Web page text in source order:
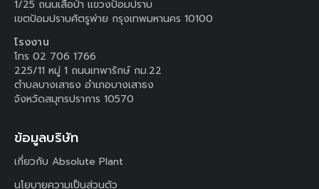
1/25 ถนนเสือป่า แขวงป้อมปราบ
เขตป้อมปราบศัตรูพ่าย กรุงเทพมหานคร 10100
โรงงาน
โทร 02 706 1766
225/11 หมู่ 1 ถนนเทพารักษ์ กม.22
ตำบลบางเสาธง อำเภอบางเสาธง
จังหวัดสมุทรปราการ 10570
ข้อมูลบริษัท
เกี่ยวกับ Absolute Plant
นโยบายความเป็นส่วนตัว